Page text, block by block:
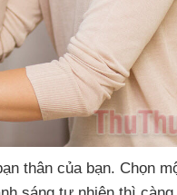
thân của bạn. Chọn